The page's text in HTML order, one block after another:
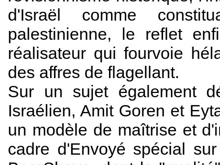
d'Israël comme
palestinienne, le reflet
réalisateur qui fourvoie
des affres de flagellant.
Sur un sujet également
Israélien, Amit Goren et
un modèle de maîtrise et
cadre d'Envoyé spécial